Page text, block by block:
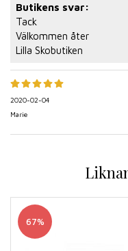
Butikens svar:
Tack
Välkommen åter
Lilla Skobutiken
2020-02-04
Marie
67%